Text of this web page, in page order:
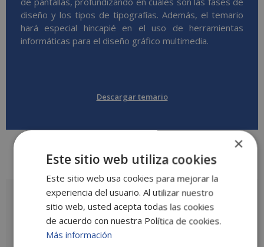
diseño y los tipos de tipografías. Además, el temario
hará especial hincapié en el uso de herramientas
informáticas para el diseño gráfico multimedia.
Descargar temario
Valoraciones
No hay valoraciones aún.
×
Este sitio web utiliza cookies
Este sitio web usa cookies para mejorar la
experiencia del usuario. Al utilizar nuestro
sitio web, usted acepta todas las cookies
de acuerdo con nuestra Política de cookies.
Más información